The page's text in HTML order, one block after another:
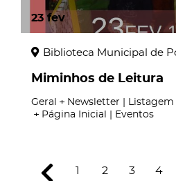
23 fev
Biblioteca Municipal de
Miminhos de Leitura
Geral
Newsletter | Listagem
Página Inicial | Eventos
1 2 3 4